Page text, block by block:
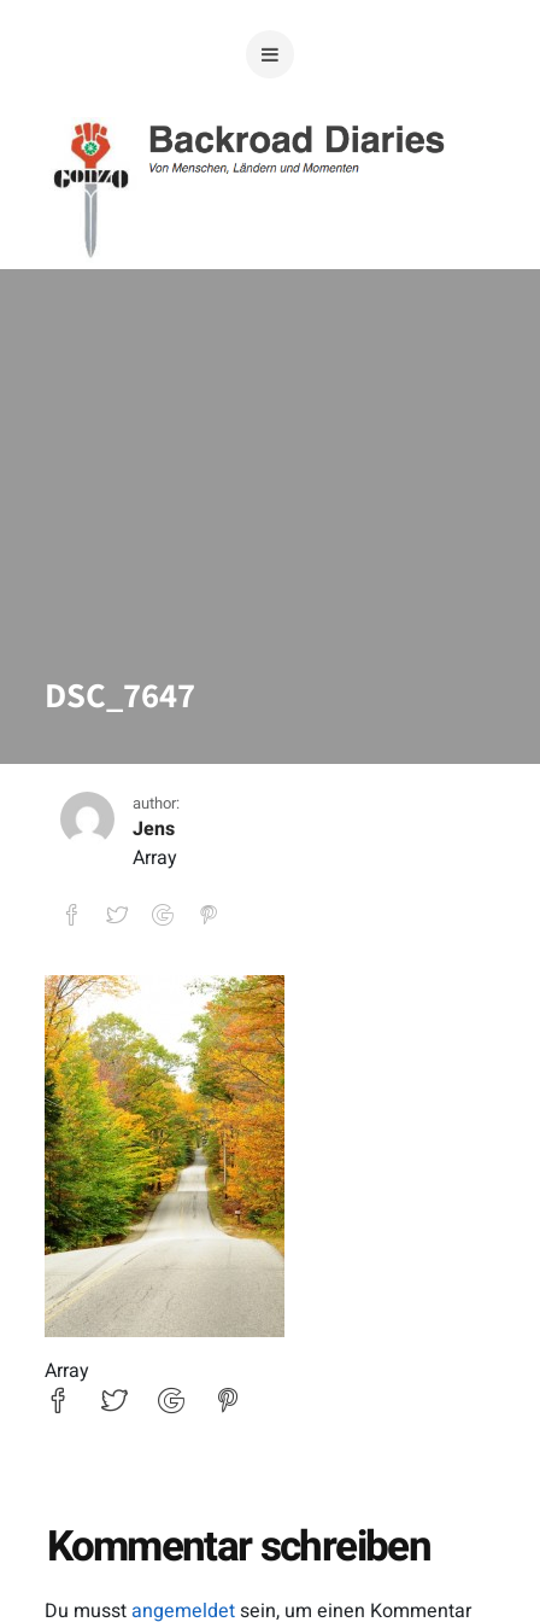
DSC_7647
author:
Jens
Array
DSC_7647
Array
Kommentar schreiben
Du musstangemeldetsein, um einen Kommentar